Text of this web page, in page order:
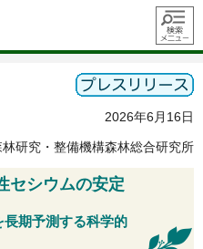
メニュ
ー
2026年6月16日
研究・整備機構森林総合研究所
セシウムの安定
期予測する科学的